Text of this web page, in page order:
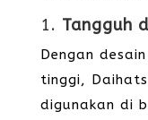
1. Tangguh
Dengan
tinggi,
digunakan di